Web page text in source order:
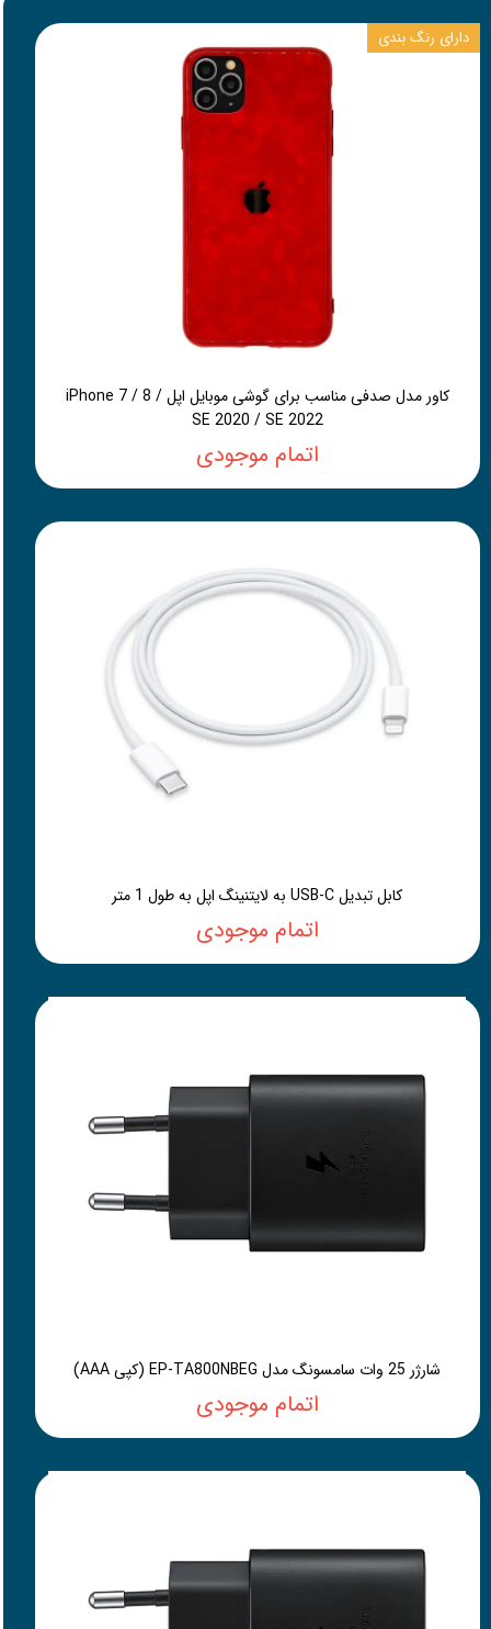
کاور مدل صدفی مناسب برای گوشی موبایل اپل iPhone 7 / 8 /
SE 2020 / SE 2022
اتمام موجودی
دارای رنگ بندی
کابل تبدیل USB-C به لایتنینگ اپل به طول 1 متر
اتمام موجودی
شارژر 25 وات سامسونگ مدل EP-TA800NBEG (کپی AAA)
اتمام موجودی